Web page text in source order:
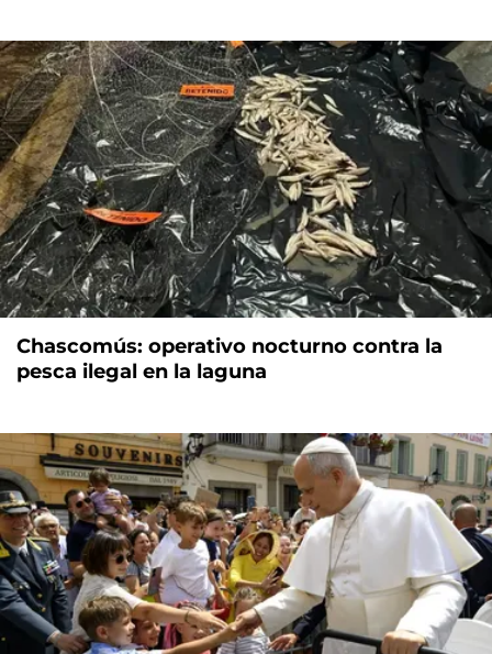
Chascomús: operativo nocturno contra la
pesca ilegal en la laguna